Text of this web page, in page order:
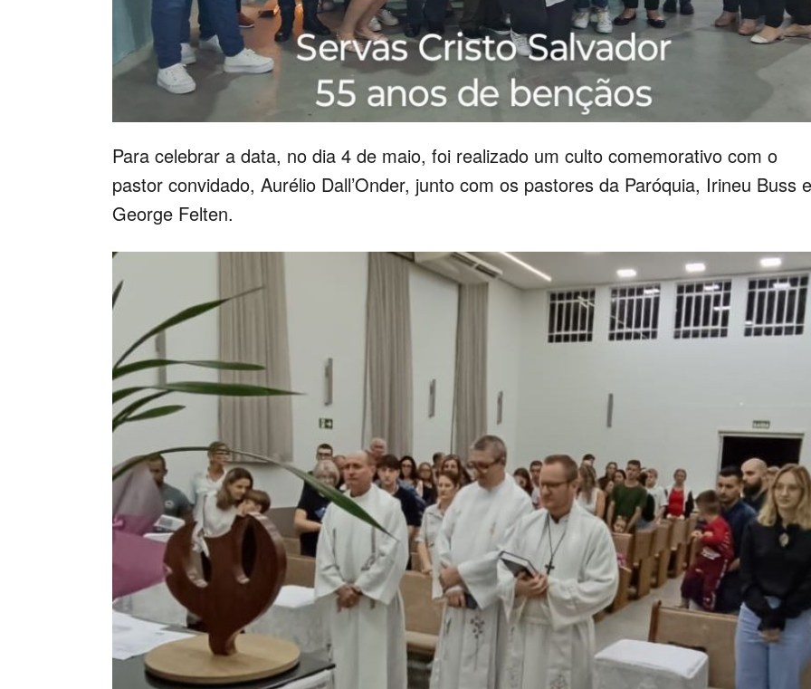
Para celebrar a data, no dia 4 de maio, foi realizado um culto comemorativo com o
pastor convidado, Aurélio Dall’Onder, junto com os pastores da Paróquia, Irineu Buss e
George Felten.